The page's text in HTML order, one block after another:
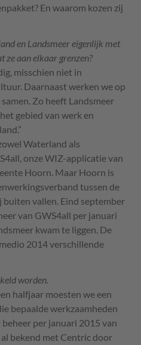
En waarom kozen zij
en Landsmeer eigenlijk met
ze aan elkaar grenzen?
misschien niet in
Daarnaast werken we op
Zo heeft Landsmeer
gebied van werk en
Waterland als
onzeWIZ-applicatie van
Hoorn. Maar Hoorn is
tussen de
vallen. Eind september
van GWS4all per januari
kwam te liggen. De
2014 verschillende
worden.
halfjaar moesten we een
bepaalde werkzaamheden
per januari 2015 van
bekend met Centric door